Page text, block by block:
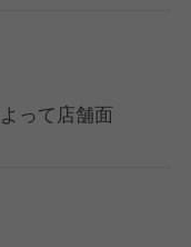
って店舗面